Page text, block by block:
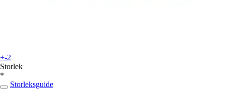
+-2
Storlek
*
Storleksguide